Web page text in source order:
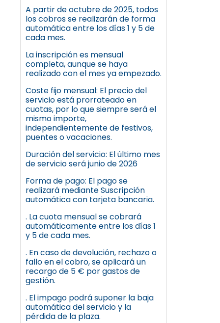
A partir de octubre de 2025, todos
los cobros se realizarán de forma
automática entre los días 1 y 5 de
cada mes.
La inscripción es mensual
completa, aunque se haya
realizado con el mes ya empezado.
Coste fijo mensual: El precio del
servicio está prorrateado en
cuotas, por lo que siempre será el
mismo importe,
independientemente de festivos,
puentes o vacaciones.
Duración del servicio: El último mes
de servicio será junio de 2026
Forma de pago: El pago se
realizará mediante Suscripción
automática con tarjeta bancaria.
. La cuota mensual se cobrará
automáticamente entre los días 1
y 5 de cada mes.
. En caso de devolución, rechazo o
fallo en el cobro, se aplicará un
recargo de 5 € por gastos de
gestión.
. El impago podrá suponer la baja
automática del servicio y la
pérdida de la plaza.